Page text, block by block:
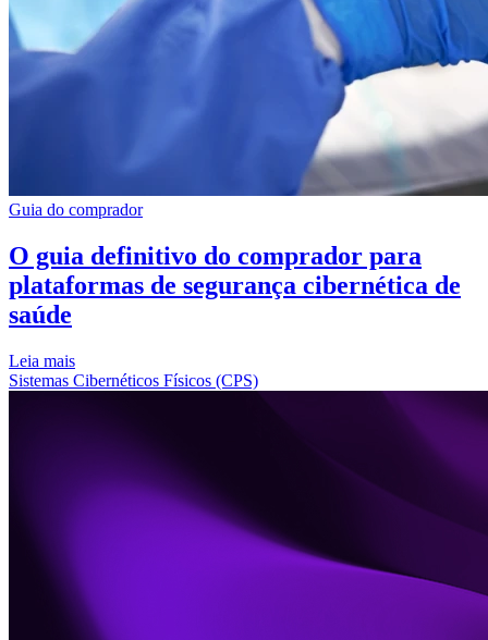
Guia do comprador
O guia definitivo do comprador para
plataformas de segurança cibernética de
saúde
Leia mais
Sistemas Cibernéticos Físicos (CPS)